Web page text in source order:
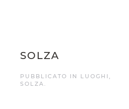
SOLZA
PUBBLICATO IN LUOGHI
SOLZA